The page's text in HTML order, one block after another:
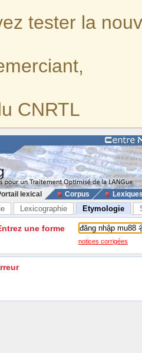
tester la
CNRTL
lexical Corpus
Lexicographie Etymologie
une forme
notices corrigées